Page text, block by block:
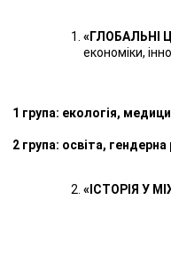
«ГЛОБАЛЬНІ
економіки,
1 група: екологія,
2 група: освіта,
«ІСТОРІЯ У